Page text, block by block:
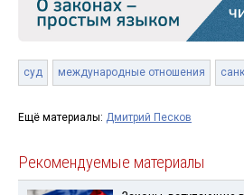
суд международные отношения
Ещё материалы: Дмитрий Песков
Рекомендуемые материалы